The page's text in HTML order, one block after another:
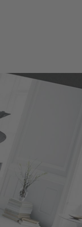
–
Sie ein Piano,
Kaufratgeber
für den